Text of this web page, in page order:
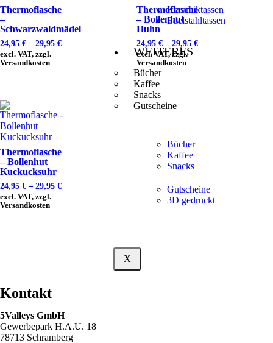
Keramiktassen
Edelstahltassen
WEITERES
Bücher
Kaffee
Snacks
Gutscheine
Bücher
Kaffee
Snacks
Gutscheine
3D gedruckt
X
Thermoflasche
–
Schwarzwaldmädel
24,95 € – 29,95 €
excl. VAT, zzgl.
Versandkosten
Thermoflasche
– Bollenhut
Huhn
24,95 € – 29,95 €
excl. VAT, zzgl.
Versandkosten
Thermoflasche
– Bollenhut
Kuckucksuhr
24,95 € – 29,95 €
excl. VAT, zzgl.
Versandkosten
Kontakt
5Valleys GmbH
Gewerbepark H.A.U. 18
78713 Schramberg